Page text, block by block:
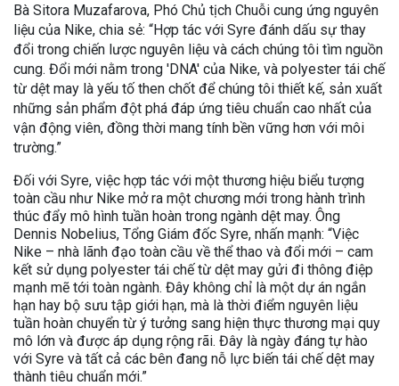
Bà Sitora Muzafarova, Phó Chủ tịch Chuỗi cung ứng nguyên
liệu của Nike, chia sẻ: “Hợp tác với Syre đánh dấu sự thay
đổi trong chiến lược nguyên liệu và cách chúng tôi tìm nguồn
cung. Đổi mới nằm trong 'DNA' của Nike, và polyester tái chế
từ dệt may là yếu tố then chốt để chúng tôi thiết kế, sản xuất
những sản phẩm đột phá đáp ứng tiêu chuẩn cao nhất của
vận động viên, đồng thời mang tính bền vững hơn với môi
trường.”
Đối với Syre, việc hợp tác với một thương hiệu biểu tượng
toàn cầu như Nike mở ra một chương mới trong hành trình
thúc đẩy mô hình tuần hoàn trong ngành dệt may. Ông
Dennis Nobelius, Tổng Giám đốc Syre, nhấn mạnh: “Việc
Nike – nhà lãnh đạo toàn cầu về thể thao và đổi mới – cam
kết sử dụng polyester tái chế từ dệt may gửi đi thông điệp
mạnh mẽ tới toàn ngành. Đây không chỉ là một dự án ngắn
hạn hay bộ sưu tập giới hạn, mà là thời điểm nguyên liệu
tuần hoàn chuyển từ ý tưởng sang hiện thực thương mại quy
mô lớn và được áp dụng rộng rãi. Đây là ngày đáng tự hào
với Syre và tất cả các bên đang nỗ lực biến tái chế dệt may
thành tiêu chuẩn mới.”